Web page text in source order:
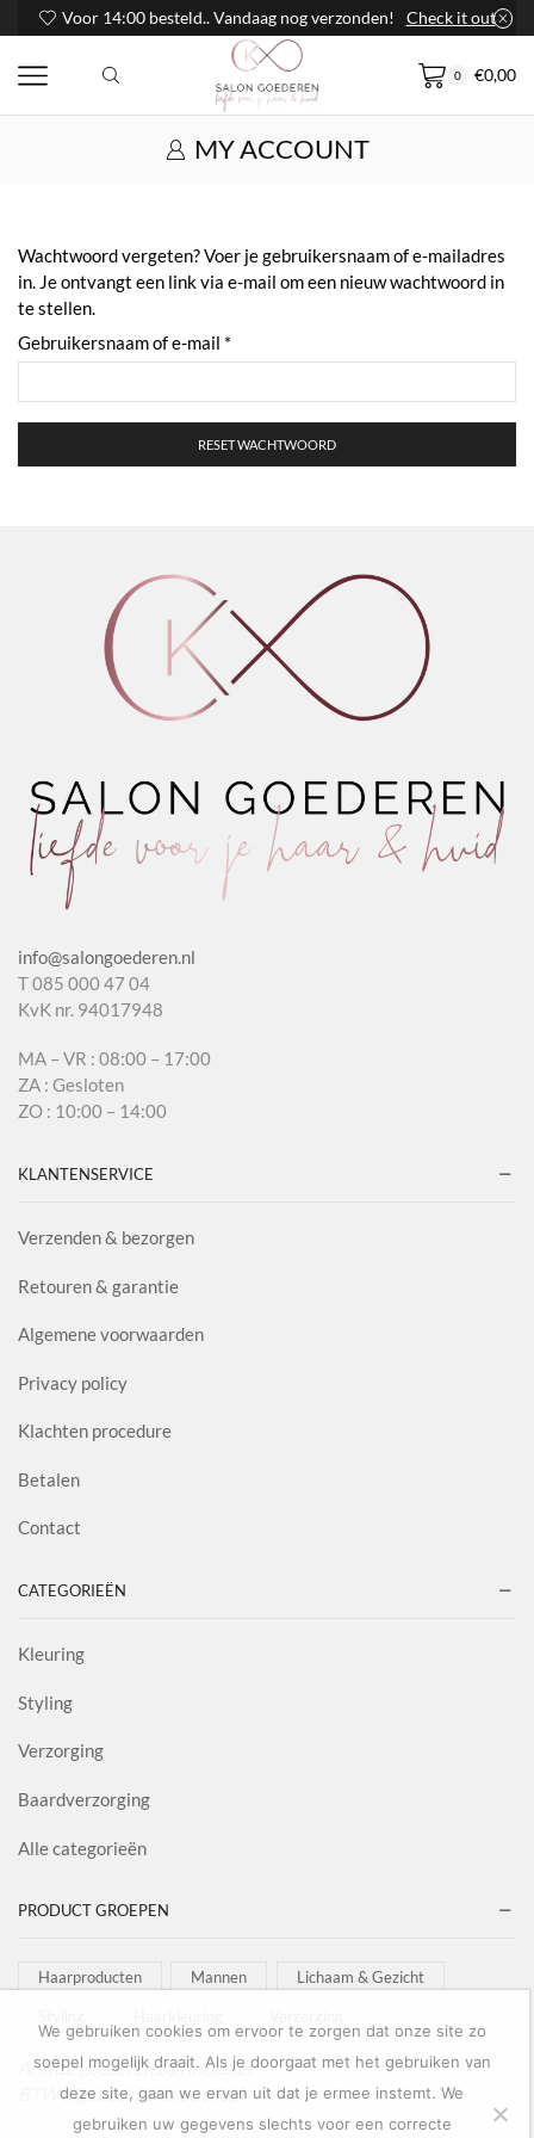
Voor 14:00 besteld.. Vandaag nog verzonden! Check it out
0 €0,00
MY ACCOUNT
Wachtwoord vergeten? Voer je gebruikersnaam of e-mailadres
in. Je ontvangt een link via e-mail om een nieuw wachtwoord in
te stellen.
Gebruikersnaam of e-mail *
RESET WACHTWOORD
info@salongoederen.nl
T 085 000 47 04
KvK nr. 94017948
MA – VR : 08:00 – 17:00
ZA : Gesloten
ZO : 10:00 – 14:00
KLANTENSERVICE
Verzenden & bezorgen
Retouren & garantie
Algemene voorwaarden
Privacy policy
Klachten procedure
Betalen
Contact
CATEGORIEËN
Kleuring
Styling
Verzorging
Baardverzorging
Alle categorieën
PRODUCT GROEPEN
Haarproducten Mannen Lichaam & Gezicht
Al onze goederen zijn inclusief
BTW afgebeeld in onze shop!
We gebruiken cookies om ervoor te zorgen dat onze site zo
soepel mogelijk draait. Als je doorgaat met het gebruiken van
deze site, gaan we ervan uit dat je ermee instemt. We
gebruiken uw gegevens slechts voor een correcte